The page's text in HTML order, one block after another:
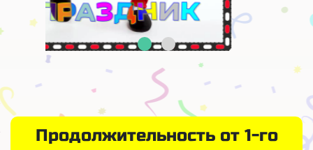
Продолжительность от 1-го